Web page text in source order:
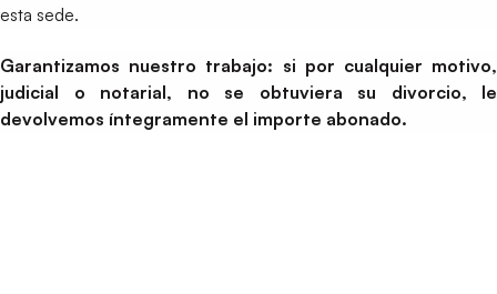
esta sede.
Garantizamos nuestro trabajo: si por cualquier motivo,
judicial o notarial, no se obtuviera su divorcio, le
devolvemos íntegramente el importe abonado.